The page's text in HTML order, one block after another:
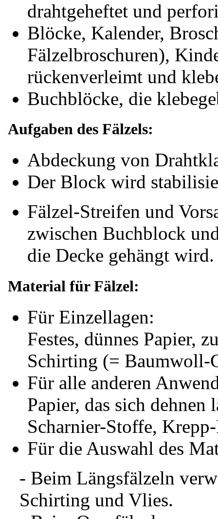
drahtgeheftet und
Blöcke, Kalender,
Fälzelbroschuren),
rückenverleimt und
Buchblöcke, die
Aufgaben des Fälzels:
Abdeckung von
Der Block wird
Fälzel-Streifen und
zwischen Buchblock
die Decke gehängt wird.
Material für Fälzel:
Für Einzellagen:
Festes, dünnes Papier,
Schirting (= Baumwoll-
Für alle anderen
Papier, das sich
Scharnier-Stoffe,
Für die Auswahl des
- Beim Längsfälzeln
Schirting und Vlies.